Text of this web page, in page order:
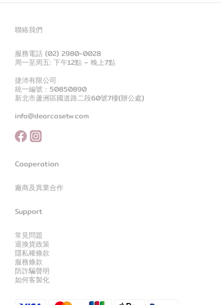
聯絡我們
服務電話 (02) 2980-0028
周一至周五: 下午12點 – 晚上7點
捷沛有限公司
統一編號：50850890
新北市蘆洲區國道路二段60號7樓(辦公處)
info@dearcasetw.com
Cooperation
廠商及異業合作
Support
常見問題
退換貨政策
隱私權條款
服務條款
防詐騙聲明
如何客製化